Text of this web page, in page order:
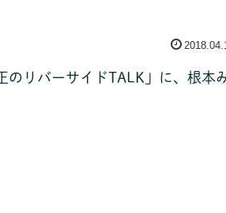
リバーサイドTALK」に、根本